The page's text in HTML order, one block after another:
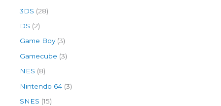
3DS (28)
DS (2)
Game Boy(3)
Gamecube (3)
NES (8)
Nintendo 64 (3)
SNES (15)